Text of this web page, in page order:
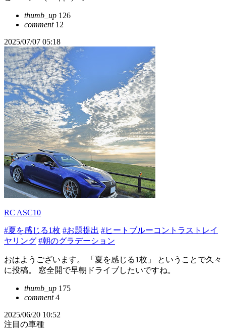
thumb_up 126
comment12
2025/07/07 05:18
RC ASC10
#夏を感じる1枚 #お題提出 #ヒートブルーコントラストレイ
ヤリング #朝のグラデーション
おはようございます。 「夏を感じる1枚」 ということで久々
に投稿。 窓全開で早朝ドライブしたいですね。
thumb_up 175
comment4
2025/06/20 10:52
注目の車種